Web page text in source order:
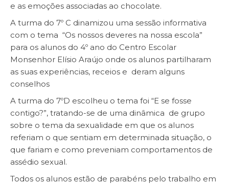
e as emoções associadas ao chocolate.
A turma do 7º C dinamizou uma sessão informativa
com o tema “Os nossos deveres na nossa escola”
para os alunos do 4º ano do Centro Escolar
Monsenhor Elísio Araújo onde os alunos partilharam
as suas experiências, receios e deram alguns
conselhos
A turma do 7ºD escolheu o tema foi “E se fosse
contigo?”, tratando-se de uma dinâmica de grupo
sobre o tema da sexualidade em que os alunos
referiam o que sentiam em determinada situação, o
que fariam e como preveniam comportamentos de
assédio sexual.
Todos os alunos estão de parabéns pelo trabalho em